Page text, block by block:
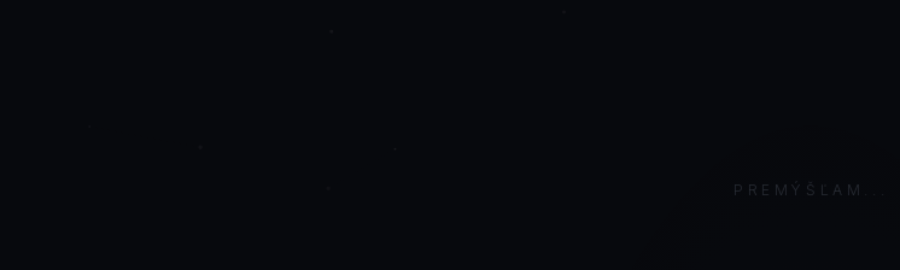
PREMÝŠĽAM...